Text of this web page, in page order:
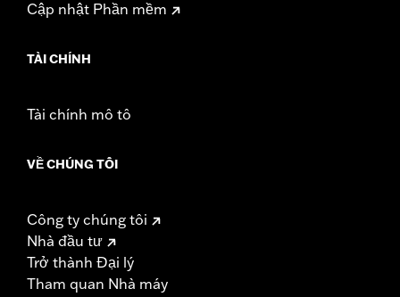
Cập nhật Phần mềm
TÀI CHÍNH
Tài chính mô tô
VỀ CHÚNG TÔI
Công ty chúng tôi
Nhà đầu tư
Trở thành Đại lý
Tham quan Nhà máy